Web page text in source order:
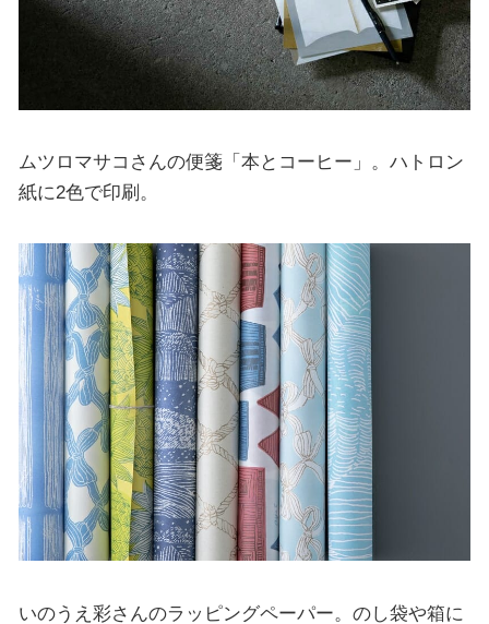
ムツロマサコさんの便箋「本とコーヒー」。ハトロン
紙に2色で印刷。
いのうえ彩さんのラッピングペーパー。のし袋や箱に